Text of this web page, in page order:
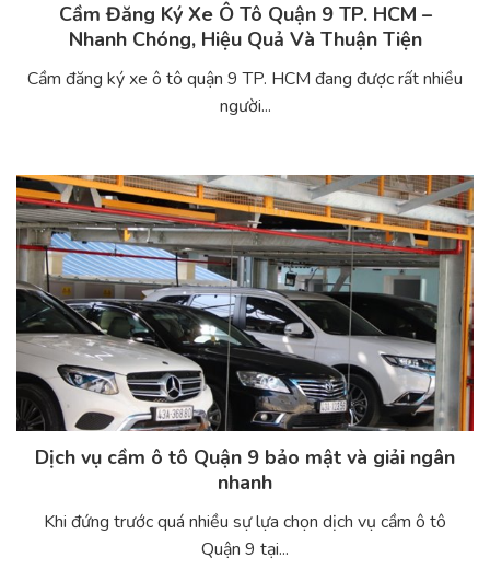
Cầm Đăng Ký Xe Ô Tô Quận 9 TP. HCM –
Nhanh Chóng, Hiệu Quả Và Thuận Tiện
Cầm đăng ký xe ô tô quận 9 TP. HCM đang được rất nhiều
người...
Dịch vụ cầm ô tô Quận 9 bảo mật và giải ngân
nhanh
Khi đứng trước quá nhiều sự lựa chọn dịch vụ cầm ô tô
Quận 9 tại...